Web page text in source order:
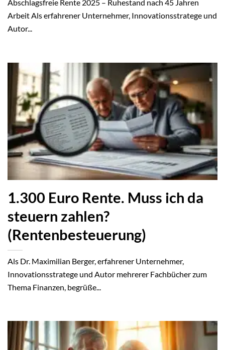
Abschlagsfreie Rente 2025 – Ruhestand nach 45 Jahren
Arbeit Als erfahrener Unternehmer, Innovationsstratege und
Autor...
1.300 Euro Rente. Muss ich da
steuern zahlen?
(Rentenbesteuerung)
Als Dr. Maximilian Berger, erfahrener Unternehmer,
Innovationsstratege und Autor mehrerer Fachbücher zum
Thema Finanzen, begrüße...